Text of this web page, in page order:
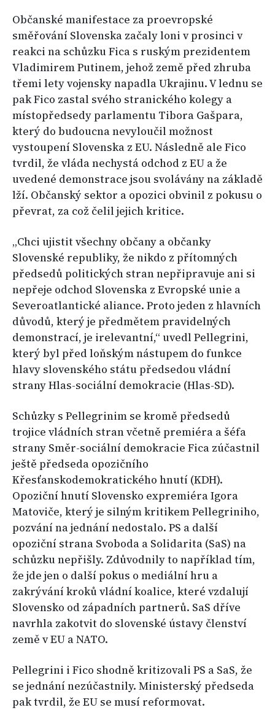
Občanské manifestace za proevropské
směřování Slovenska začaly loni v prosinci v
reakci na schůzku Fica s ruským prezidentem
Vladimirem Putinem, jehož země před zhruba
třemi lety vojensky napadla Ukrajinu. V lednu se
pak Fico zastal svého stranického kolegy a
místopředsedy parlamentu Tibora Gašpara,
který do budoucna nevyloučil možnost
vystoupení Slovenska z EU. Následně ale Fico
tvrdil, že vláda nechystá odchod z EU a že
uvedené demonstrace jsou svolávány na základě
lží. Občanský sektor a opozici obvinil z pokusu o
převrat, za což čelil jejich kritice.
„Chci ujistit všechny občany a občanky
Slovenské republiky, že nikdo z přítomných
předsedů politických stran nepřipravuje ani si
nepřeje odchod Slovenska z Evropské unie a
Severoatlantické aliance. Proto jeden z hlavních
důvodů, který je předmětem pravidelných
demonstrací, je irelevantní,“ uvedl Pellegrini,
který byl před loňským nástupem do funkce
hlavy slovenského státu předsedou vládní
strany Hlas-sociální demokracie (Hlas-SD).
Schůzky s Pellegrinim se kromě předsedů
trojice vládních stran včetně premiéra a šéfa
strany Směr-sociální demokracie Fica zúčastnil
ještě předseda opozičního
Křesťanskodemokratického hnutí (KDH).
Opoziční hnutí Slovensko expremiéra Igora
Matoviče, který je silným kritikem Pellegriniho,
pozvání na jednání nedostalo. PS a další
opoziční strana Svoboda a Solidarita (SaS) na
schůzku nepřišly. Zdůvodnily to například tím,
že jde jen o další pokus o mediální hru a
zakrývání kroků vládní koalice, které vzdalují
Slovensko od západních partnerů. SaS dříve
navrhla zakotvit do slovenské ústavy členství
země v EU a NATO.
Pellegrini i Fico shodně kritizovali PS a SaS, že
se jednání nezúčastnily. Ministerský předseda
pak tvrdil, že EU se musí reformovat.